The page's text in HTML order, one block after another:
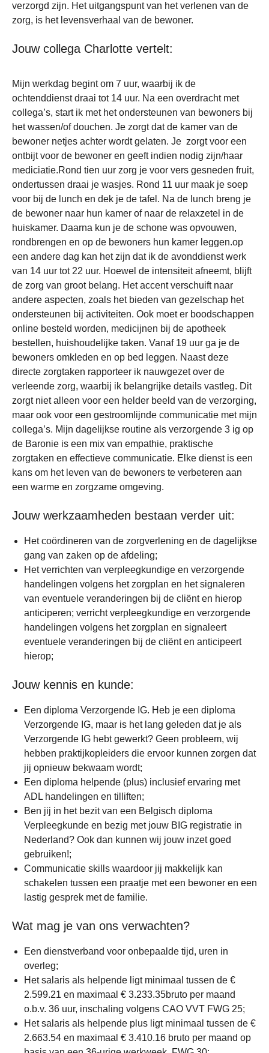
verzorgd zijn. Het uitgangspunt van het verlenen van de
zorg, is het levensverhaal van de bewoner.
Jouw collega Charlotte vertelt:
Mijn werkdag begint om 7 uur, waarbij ik de
ochtenddienst draai tot 14 uur. Na een overdracht met
collega’s, start ik met het ondersteunen van bewoners bij
het wassen/of douchen. Je zorgt dat de kamer van de
bewoner netjes achter wordt gelaten. Je zorgt voor een
ontbijt voor de bewoner en geeft indien nodig zijn/haar
mediciatie.Rond tien uur zorg je voor vers gesneden fruit,
ondertussen draai je wasjes. Rond 11 uur maak je soep
voor bij de lunch en dek je de tafel. Na de lunch breng je
de bewoner naar hun kamer of naar de relaxzetel in de
huiskamer. Daarna kun je de schone was opvouwen,
rondbrengen en op de bewoners hun kamer leggen.op
een andere dag kan het zijn dat ik de avonddienst werk
van 14 uur tot 22 uur. Hoewel de intensiteit afneemt, blijft
de zorg van groot belang. Het accent verschuift naar
andere aspecten, zoals het bieden van gezelschap het
ondersteunen bij activiteiten. Ook moet er boodschappen
online besteld worden, medicijnen bij de apotheek
bestellen, huishoudelijke taken. Vanaf 19 uur ga je de
bewoners omkleden en op bed leggen. Naast deze
directe zorgtaken rapporteer ik nauwgezet over de
verleende zorg, waarbij ik belangrijke details vastleg. Dit
zorgt niet alleen voor een helder beeld van de verzorging,
maar ook voor een gestroomlijnde communicatie met mijn
collega’s. Mijn dagelijkse routine als verzorgende 3 ig op
de Baronie is een mix van empathie, praktische
zorgtaken en effectieve communicatie. Elke dienst is een
kans om het leven van de bewoners te verbeteren aan
een warme en zorgzame omgeving.
Jouw werkzaamheden bestaan verder uit:
Het coördineren van de zorgverlening en de dagelijkse
gang van zaken op de afdeling;
Het verrichten van verpleegkundige en verzorgende
handelingen volgens het zorgplan en het signaleren
van eventuele veranderingen bij de cliënt en hierop
anticiperen; verricht verpleegkundige en verzorgende
handelingen volgens het zorgplan en signaleert
eventuele veranderingen bij de cliënt en anticipeert
hierop;
Jouw kennis en kunde:
Een diploma Verzorgende IG. Heb je een diploma
Verzorgende IG, maar is het lang geleden dat je als
Verzorgende IG hebt gewerkt? Geen probleem, wij
hebben praktijkopleiders die ervoor kunnen zorgen dat
jij opnieuw bekwaam wordt;
Een diploma helpende (plus) inclusief ervaring met
ADL handelingen en tilliften;
Ben jij in het bezit van een Belgisch diploma
Verpleegkunde en bezig met jouw BIG registratie in
Nederland? Ook dan kunnen wij jouw inzet goed
gebruiken!;
Communicatie skills waardoor jij makkelijk kan
schakelen tussen een praatje met een bewoner en een
lastig gesprek met de familie.
Wat mag je van ons verwachten?
Een dienstverband voor onbepaalde tijd, uren in
overleg;
Het salaris als helpende ligt minimaal tussen de €
2.599.21 en maximaal € 3.233.35bruto per maand
o.b.v. 36 uur, inschaling volgens CAO VVT FWG 25;
Het salaris als helpende plus ligt minimaal tussen de €
2.663.54 en maximaal € 3.410.16 bruto per maand op